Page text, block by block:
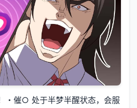
・催○ 处于半梦半醒状态，会服